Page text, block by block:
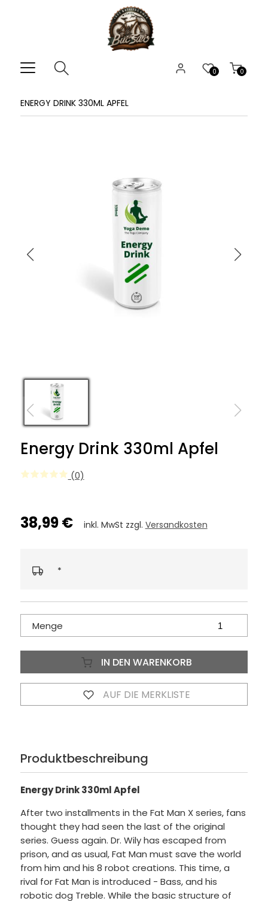
0
0
ENERGY DRINK 330ML APFEL
Energy Drink 330ml Apfel
(0)
38,99 € inkl. MwSt zzgl. Versandkosten
*
Menge
IN DEN WARENKORB
AUF DIE MERKLISTE
Produktbeschreibung
Energy Drink 330ml Apfel
After two installments in the Fat Man X series, fans
thought they had seen the last of the original
series. Guess again. Dr. Wily has escaped from
prison, and as usual, Fat Man must save the world
from him and his 8 robot creations. This time, a
rival for Fat Man is introduced - Bass, and his
robotic dog Treble. While the basic structure of